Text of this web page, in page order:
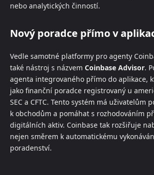
nebo analytických činností.
Nový poradce přímo v
Vedle samotné platformy pro agenty
také nástroj s názvem Coinbase Advisor.
agenta integrovaného přímo do aplikace,
jako finanční poradce registrovaný u
SEC a CFTC. Tento systém má uživatelům
k obchodům a pomáhat s rozhodováním
digitálních aktiv. Coinbase tak rozšiřuje
nejen směrem k automatickému
poradenství.